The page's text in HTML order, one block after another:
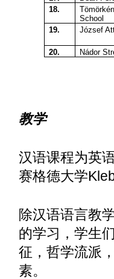
18.
School
19.
József
20. Nádor
教学
汉语课程为英
赛格德大学
除汉语语言教
的学习，学生
征，哲学流派
素。